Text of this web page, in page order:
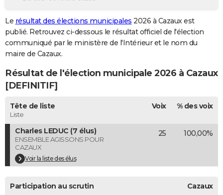
GUIDES D'ACHAT
BONS PLANS
CARTE DE VOEUX
Carte de Noël
Carte Bonne année
Carte Saint-Valentin
Carte Pâques
Carte d'anniversaire
DICTIONNAIRE
Dictionnaire
Biographies
Citations
Expressions
Proverbes
PROGRAMME TV
COPAINS D'AVANT
S'inscrire
Se connecter
Lycées
Collèges
Primaires
Universités
Entreprises
Service militaire
Avis de recherche
AVIS DE DÉCÈS
Bricolage
Lifestyle
Culture
Sport
Auto
Television
Voyage
Cinema
Le résultat des élections municipales 2026 à Cazaux est
publié. Retrouvez ci-dessous le résultat officiel de l'élection
communiqué par le ministère de l'Intérieur et le nom du
maire de Cazaux.
Résultat de l'élection municipale 2026 à Cazaux
[DEFINITIF]
Tête de liste
Liste
Voix % des voix
Charles LEDUC (7 élus)
ENSEMBLE AGISSONS POUR
CAZAUX
Voir la liste des élus
25 100,00%
Participation au scrutin Cazaux